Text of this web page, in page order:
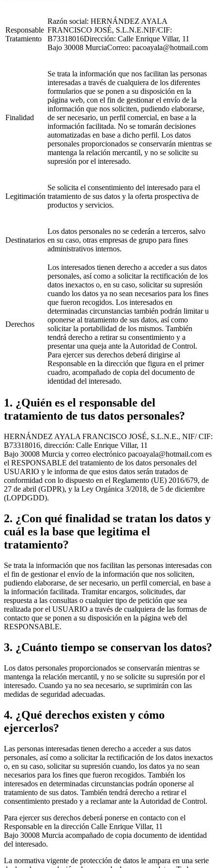
Responsable
Tratamiento
Razón social: HERNÁNDEZ AYALA
FRANCISCO JOSÉ, S.L.N.E.NIF/CIF:
B73318016Dirección: Calle Enrique Villar, 11
Bajo 30008 MurciaCorreo: pacoayala@hotmail.com
Finalidad
Se trata la información que nos facilitan las personas
interesadas a través de cualquiera de los diferentes
formularios que se ponen a su disposición en la
página web, con el fin de gestionar el envío de la
información que nos soliciten, pudiendo elaborarse,
de ser necesario, un perfil comercial, en base a la
información facilitada. No se tomarán decisiones
automatizadas en base a dicho perfil. Los datos
personales proporcionados se conservarán mientras se
mantenga la relación mercantil, y no se solicite su
supresión por el interesado.
Legitimación
Se solicita el consentimiento del interesado para el
tratamiento de sus datos y la oferta prospectiva de
productos y servicios.
Destinatarios
Los datos personales no se cederán a terceros, salvo
en su caso, otras empresas de grupo para fines
administrativos internos.
Derechos
Los interesados ​​tienen derecho a acceder a sus datos
personales, así como a solicitar la rectificación de los
datos inexactos o, en su caso, solicitar su supresión
cuando los datos ya no sean necesarios para los fines
que fueron recogidos. Los interesados ​​en
determinadas circunstancias también podrán limitar u
oponerse al tratamiento de sus datos, así como
solicitar la portabilidad de los mismos. También
tendrá derecho a retirar su consentimiento y a
presentar una queja ante la Autoridad de Control.
Para ejercer sus derechos deberá dirigirse al
Responsable en la dirección que figura en el primer
cuadro, acompañado de copia del documento de
identidad del interesado.
1. ¿Quién es el responsable del
tratamiento de tus datos personales?
HERNÁNDEZ AYALA FRANCISCO JOSÉ, S.L.N.E., NIF/ CIF:
B73318016, dirección: Calle Enrique Villar, 11
Bajo 30008 Murcia y correo electrónico pacoayala@hotmail.com es
el RESPONSABLE del tratamiento de los datos personales del
USUARIO y le informa de que estos datos serán tratados de
conformidad con lo dispuesto en el Reglamento (UE) 2016/679, de
27 de abril (GDPR), y la Ley Orgánica 3/2018, de 5 de diciembre
(LOPDGDD).
2. ¿Con qué finalidad se tratan los datos y
cuál es la base que legitima el
tratamiento?
Se trata la información que nos facilitan las personas interesadas con
el fin de gestionar el envío de la información que nos soliciten,
pudiendo elaborarse, de ser necesario, un perfil comercial, en base a
la información facilitada. Tramitar encargos, solicitudes, dar
respuesta a las consultas o cualquier tipo de petición que sea
realizada por el USUARIO a través de cualquiera de las formas de
contacto que se ponen a su disposición en la página web del
RESPONSABLE.
3. ¿Cuánto tiempo se conservan los datos?
Los datos personales proporcionados se conservarán mientras se
mantenga la relación mercantil, y no se solicite su supresión por el
interesado. Cuando ya no sea necesario, se suprimirán con las
medidas de seguridad adecuadas.
4. ¿Qué derechos existen y cómo
ejercerlos?
Las personas interesadas tienen derecho a acceder a sus datos
personales, así como a solicitar la rectificación de los datos inexactos
o, en su caso, solicitar su supresión cuando, los datos ya no sean
necesarios para los fines que fueron recogidos. También los
interesados en determinadas circunstancias podrán oponerse al
tratamiento de sus datos. También tendrá derecho a retirar el
consentimiento prestado y a reclamar ante la Autoridad de Control.
Para ejercer sus derechos deberá ponerse en contacto con el
Responsable en la dirección Calle Enrique Villar, 11
Bajo 30008 Murcia acompañado de copia documento de identidad
del interesado.
La normativa vigente de protección de datos le ampara en una serie